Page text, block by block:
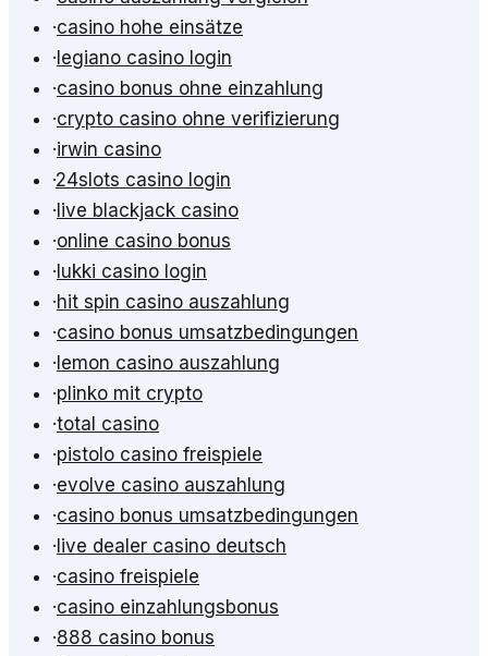
·casino hohe einsätze
· legiano casino login
·casino bonus ohne einzahlung
·crypto casino ohne verifizierung
·irwin casino
·24slots casino login
· live blackjack casino
·online casino bonus
· lukki casino login
·hit spin casino auszahlung
·casino bonus umsatzbedingungen
· lemon casino auszahlung
·plinko mit crypto
·total casino
·pistolo casino freispiele
·evolve casino auszahlung
·casino bonus umsatzbedingungen
· live dealer casino deutsch
·casino freispiele
·casino einzahlungsbonus
·888 casino bonus